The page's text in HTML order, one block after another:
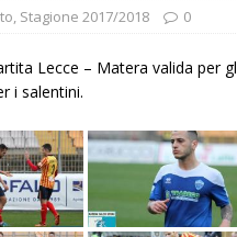
, Stagione 2017/2018 0
Lecce – Matera valida per
i salentini.